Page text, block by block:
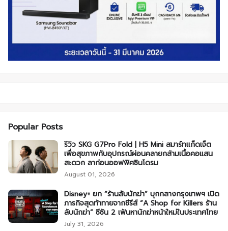
Popular Posts
รีวิว SKG G7Pro Fold | H5 Mini สมาร์ทแก็ดเจ็ต
เพื่อสุขภาพกับอุปกรณ์ผ่อนคลายกล้ามเนื้อคอแสน
สะดวก ลาก่อนออฟฟิศซินโดรม
August 01, 2026
Disney+ ยก “ร้านลับนักฆ่า” บุกกลางกรุงเทพฯ เปิด
ภารกิจสุดท้าทายจากซีรีส์ “A Shop for Killers ร้าน
ลับนักฆ่า” ซีซัน 2 เฟ้นหานักฆ่าหน้าใหม่ในประเทศไทย
July 31, 2026